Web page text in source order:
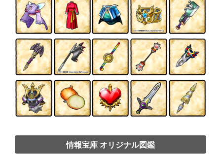
情報宝庫 オリジナル図鑑